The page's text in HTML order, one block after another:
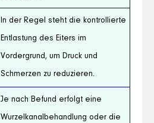
In der Regel steht die kontrollierte
Entlastung des Eiters im
Vordergrund, um Druck und
Schmerzen zu reduzieren.
Je nach Befund erfolgt eine
Wurzelkanalbehandlung oder die